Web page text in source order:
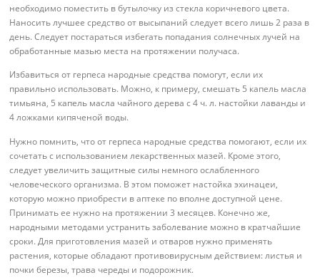
необходимо поместить в бутылочку из стекла коричневого цвета.
Наносить лучшее средство от высыпаний следует всего лишь 2 раза в
день. Следует постараться избегать попадания солнечных лучей на
обработанные мазью места на протяжении получаса.
Избавиться от герпеса народные средства помогут, если их
правильно использовать. Можно, к примеру, смешать 5 капель масла
тимьяна, 5 капель масла чайного дерева с 4 ч. л. настойки лаванды и
4 ложками кипяченой воды.
Нужно помнить, что от герпеса народные средства помогают, если их
сочетать с использованием лекарственных мазей. Кроме этого,
следует увеличить защитные силы немного ослабленного
человеческого организма. В этом поможет настойка эхинацеи,
которую можно приобрести в аптеке по вполне доступной цене.
Принимать ее нужно на протяжении 3 месяцев. Конечно же,
народными методами устранить заболевание можно в кратчайшие
сроки. Для приготовления мазей и отваров нужно применять
растения, которые обладают противовирусным действием: листья и
почки березы, трава череды и подорожник.